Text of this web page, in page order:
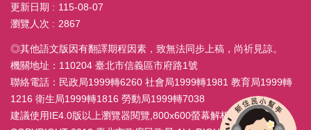
更新日期
115-08-07
瀏覽人次
2867
◎其他語文版因有翻譯期程因素，致無法同步上稿，尚祈見諒。
機關地址：110204 臺北市信義區市府路1號
聯絡電話：民政局1999轉6260 社會局1999轉1981 教育局1999轉
1216 衛生局1999轉1816 勞動局1999轉7038
建議使用IE4.0版以上瀏覽器閱覽,800x600螢幕解析度